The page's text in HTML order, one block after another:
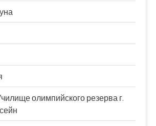
олимпийского резерва г.